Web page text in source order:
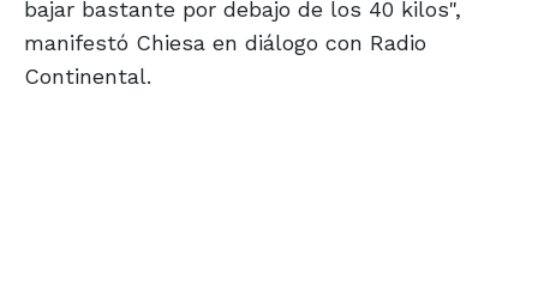
bajar bastante por debajo de los 40 kilos",
manifestó Chiesa en diálogo con Radio
Continental.